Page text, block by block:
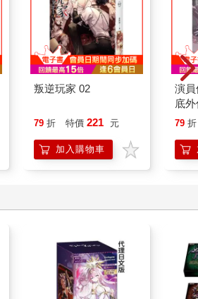
叛逆玩家 02
79 折 特價 221 元
加入購物車
演
底
79 折